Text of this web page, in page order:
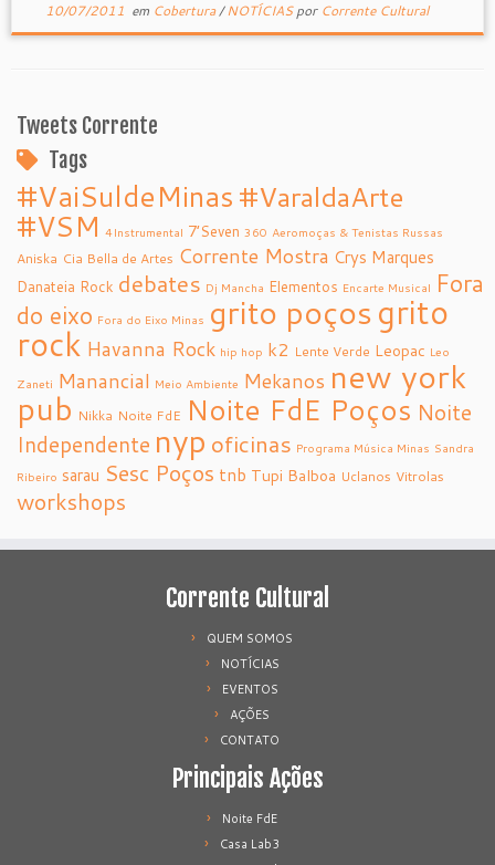
10/07/2011 em Cobertura/NOTÍCIASpor Corrente Cultural
Tweets Corrente
Tags
#VaiSuldeMinas #VaraldaArte
#VSM 4Instrumental 7’Seven 360 Aeromoças & Tenistas Russas
Aniska Cia Bella de Artes Corrente Mostra Crys Marques
Danateia Rock debates Dj Mancha Elementos Encarte Musical Fora
do eixo Fora do Eixo Minas grito poçosgrito
rock Havanna Rock hip hop k2 Lente Verde Leopac Leo
Zaneti Manancial Meio Ambiente Mekanos new york
pub Nikka Noite FdE Noite FdE Poços Noite
Independente nyp oficinas Programa Música Minas Sandra
Ribeiro sarau Sesc Poços tnb Tupi Balboa Uclanos Vitrolas
workshops
Corrente Cultural
QUEM SOMOS
NOTÍCIAS
EVENTOS
AÇÕES
CONTATO
Principais Ações
Noite FdE
Casa Lab3